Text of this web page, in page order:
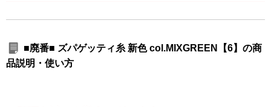
■廃番■ ズパゲッティ糸 新色 col.MIXGREEN【6】の商
品説明・使い方